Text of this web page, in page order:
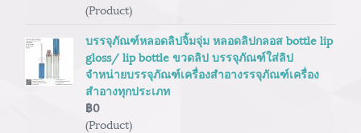
(Product)
บรรจุภัณฑ์หลอดลิปจิ้มจุ่ม หลอดลิปกลอส bottle lip
gloss/ lip bottle ขวดลิป บรรจุภัณฑ์ใส่ลิป
จำหน่ายบรรจุภัณฑ์เครื่องสำอางรรจุภัณฑ์เครื่อง
สำอางทุกประเภท
฿0
(Product)